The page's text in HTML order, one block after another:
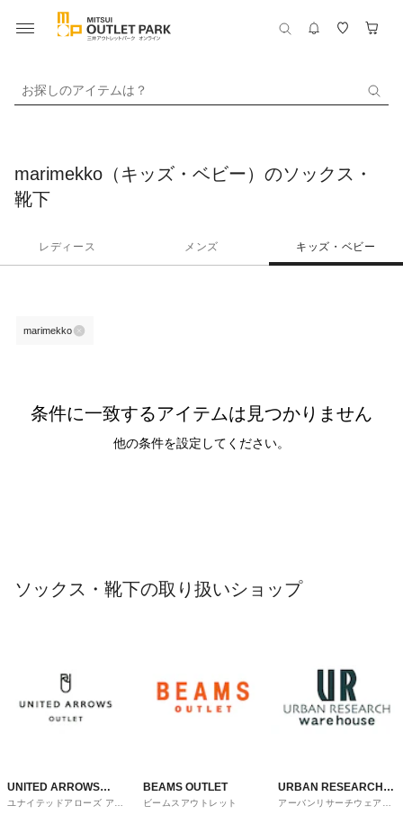
お探しのアイテムは？
marimekko（キッズ・ベビー）のソックス・
靴下
レディース メンズ キッズ・ベビー
marimekko
条件に一致するアイテムは見つかりません
他の条件を設定してください。
ソックス・靴下の取り扱いショップ
UNITED ARROWS
OUTLET
ユナイテッドアローズ アウ
BEAMS OUTLET
ビームスアウトレット
URBAN RESEARCH
ware house
アーバンリサーチウェアハ